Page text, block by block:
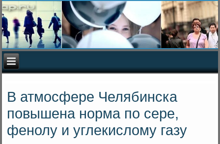
В атмосфере Челябинска
повышена норма по сере,
фенолу и углекислому газу